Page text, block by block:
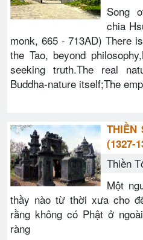
Song
chia
monk, 665 - 713AD) There
the Tao, beyond
seeking truth.The real
Buddha-nature itself;The
THIỀN
(1327-
Thiền
Một
thầy nào từ thời xưa cho
rằng không có Phật ở
ràng